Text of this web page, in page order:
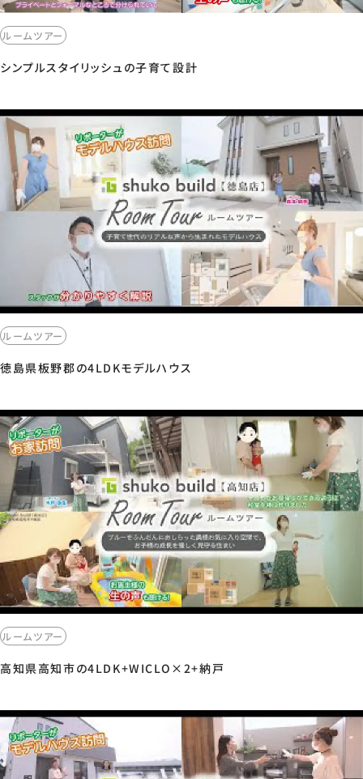
ルームツアー
シンプルスタイリッシュの子育て設計
ルームツアー
徳島県板野郡の4LDKモデルハウス
ルームツアー
高知県高知市の4LDK+WICLO×2+納戸